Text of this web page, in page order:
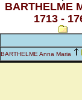
BARTHELME
1713 -
BARTHELME Anna Maria